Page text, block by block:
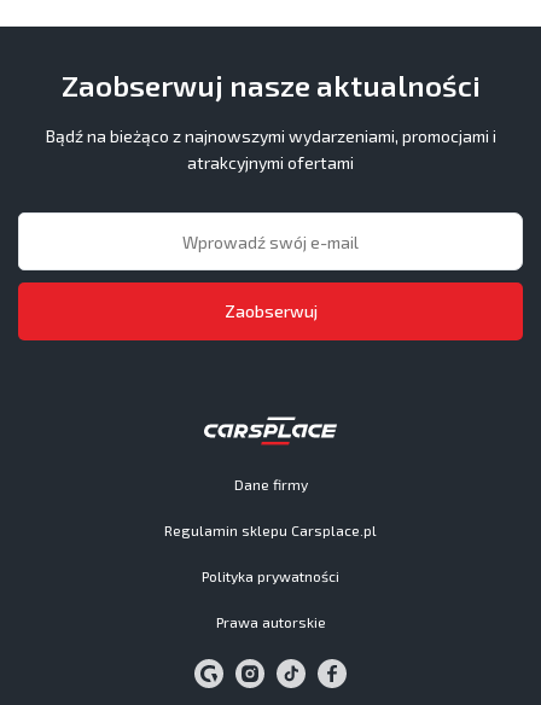
Dane firmy
Regulamin sklepu Carsplace.pl
Polityka prywatności
Prawa autorskie
Zaobserwuj nasze aktualności
Bądź na bieżąco z najnowszymi wydarzeniami, promocjami i
atrakcyjnymi ofertami
Zaobserwuj